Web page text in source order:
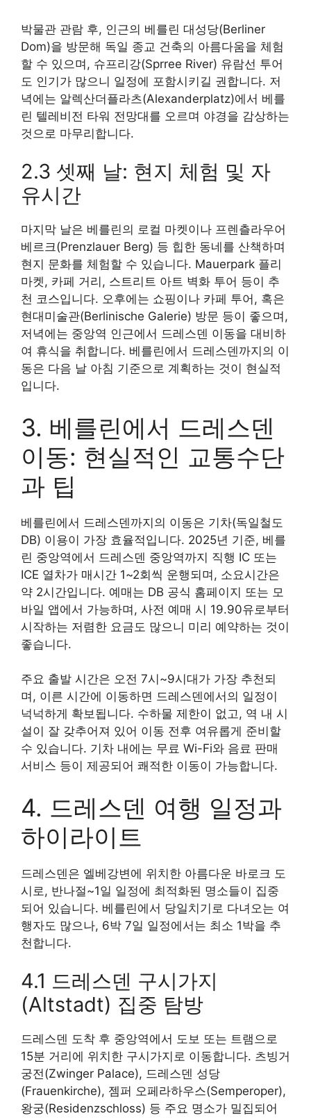
박물관 관람 후, 인근의 베를린 대성당(Berliner
Dom)을 방문해 독일 종교 건축의 아름다움을 체험
할 수 있으며, 슈프리강(Sprree River) 유람선 투어
도 인기가 많으니 일정에 포함시키길 권합니다. 저
녁에는 알렉산더플라츠(Alexanderplatz)에서 베를
린 텔레비전 타워 전망대를 오르며 야경을 감상하는
것으로 마무리합니다.
2.3 셋째 날: 현지 체험 및 자
유시간
마지막 날은 베를린의 로컬 마켓이나 프렌츨라우어
베르크(Prenzlauer Berg) 등 힙한 동네를 산책하며
현지 문화를 체험할 수 있습니다. Mauerpark 플리
마켓, 카페 거리, 스트리트 아트 벽화 투어 등이 추
천 코스입니다. 오후에는 쇼핑이나 카페 투어, 혹은
현대미술관(Berlinische Galerie) 방문 등이 좋으며,
저녁에는 중앙역 인근에서 드레스덴 이동을 대비하
여 휴식을 취합니다. 베를린에서 드레스덴까지의 이
동은 다음 날 아침 기준으로 계획하는 것이 현실적
입니다.
3. 베를린에서 드레스덴
이동: 현실적인 교통수단
과 팁
베를린에서 드레스덴까지의 이동은 기차(독일철도
DB) 이용이 가장 효율적입니다. 2025년 기준, 베를
린 중앙역에서 드레스덴 중앙역까지 직행 IC 또는
ICE 열차가 매시간 1~2회씩 운행되며, 소요시간은
약 2시간입니다. 예매는 DB 공식 홈페이지 또는 모
바일 앱에서 가능하며, 사전 예매 시 19.90유로부터
시작하는 저렴한 요금도 많으니 미리 예약하는 것이
좋습니다.
주요 출발 시간은 오전 7시~9시대가 가장 추천되
며, 이른 시간에 이동하면 드레스덴에서의 일정이
넉넉하게 확보됩니다. 수하물 제한이 없고, 역 내 시
설이 잘 갖추어져 있어 이동 전후 여유롭게 준비할
수 있습니다. 기차 내에는 무료 Wi-Fi와 음료 판매
서비스 등이 제공되어 쾌적한 이동이 가능합니다.
4. 드레스덴 여행 일정과
하이라이트
드레스덴은 엘베강변에 위치한 아름다운 바로크 도
시로, 반나절~1일 일정에 최적화된 명소들이 집중
되어 있습니다. 베를린에서 당일치기로 다녀오는 여
행자도 많으나, 6박 7일 일정에서는 최소 1박을 추
천합니다.
4.1 드레스덴 구시가지
(Altstadt) 집중 탐방
드레스덴 도착 후 중앙역에서 도보 또는 트램으로
15분 거리에 위치한 구시가지로 이동합니다. 츠빙거
궁전(Zwinger Palace), 드레스덴 성당
(Frauenkirche), 젬퍼 오페라하우스(Semperoper),
왕궁(Residenzschloss) 등 주요 명소가 밀집되어